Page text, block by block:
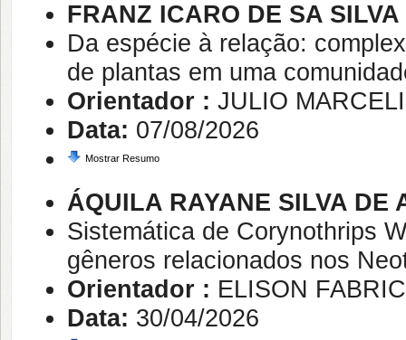
FRANZ ICARO DE SA SILVA
Da espécie à relação:
de plantas em uma
Orientador : JULIO
Data: 07/08/2026
Mostrar Resumo
ÁQUILA RAYANE SILVA DE
Sistemática de Corynothrips
gêneros relacionados nos
Orientador : ELISON
Data: 30/04/2026